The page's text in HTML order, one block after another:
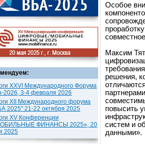
XXVI Международного Форума
2026, 3-4 февраля 2026
XII Международного форума
2025" 21-22 октября 2025
XV Конференции
ФИНАНСЫ 2025», 20
2025
Особое
Максим
решения,
повысить
систем и
данными».